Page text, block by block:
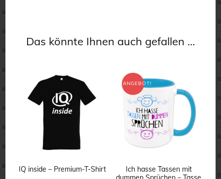
Das könnte Ihnen auch gefallen …
IQ inside – Premium-T-Shirt
ANGEBOT!
Ich hasse Tassen mit